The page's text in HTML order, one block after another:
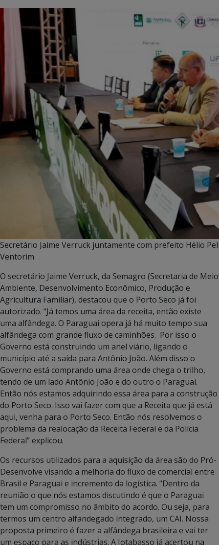
Secretário Jaime Verruck juntamente com prefeito Hélio
Ventorim
O secretário Jaime Verruck, da Semagro (Secretaria de Meio
Ambiente, Desenvolvimento Econômico, Produção e
Agricultura Familiar), destacou que o Porto Seco já foi
autorizado. “Já temos uma área da receita, então existe
uma alfândega. O Paraguai opera já há muito tempo sua
alfândega com grande fluxo de caminhões. Por isso o
Governo está construindo um anel viário, ligando o
município até a saída para Antônio João. Além disso o
Governo está comprando uma área onde chega o trilho,
tendo de um lado Antônio João e do outro o Paraguai.
Então nós estamos adquirindo essa área para a construção
do Porto Seco. Isso vai fazer com que a Receita que já está
aqui, venha para o Porto Seco. Então nós resolvemos o
problema da realocação da Receita Federal e da Polícia
Federal” explicou.
Os recursos utilizados para a aquisição da área são do Pró-
Desenvolve visando a melhoria do fluxo de comercial entre
Brasil e Paraguai e incremento da logística. “Dentro da
reunião o que nós estamos discutindo é que o Paraguai
tem um compromisso no âmbito do acordo. Ou seja, para
termos um centro alfandegado integrado, um CAI. Nossa
proposta primeiro é fazer a alfândega brasileira e vai ter
um espaço para as indústrias. A Jotabasso já acertou na